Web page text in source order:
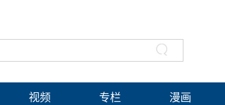
视频 专栏 漫画